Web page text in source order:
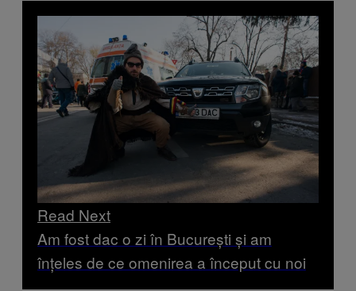
Read Next
Am fost dac o zi în București și am
înțeles de ce omenirea a început cu noi